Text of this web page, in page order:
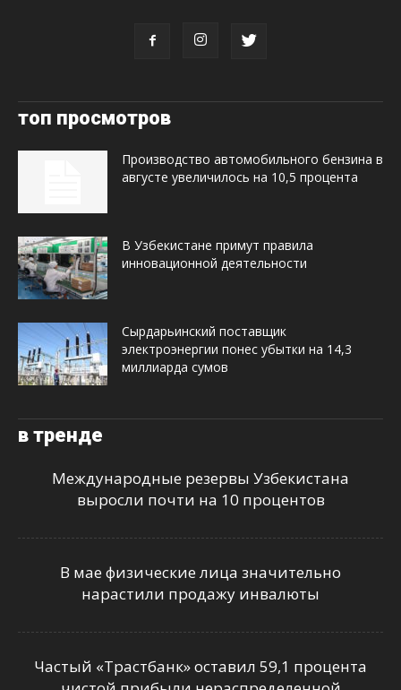
топ просмотров
Производство автомобильного бензина в
августе увеличилось на 10,5 процента
В Узбекистане примут правила
инновационной деятельности
Сырдарьинский поставщик
электроэнергии понес убытки на 14,3
миллиарда сумов
в тренде
Международные резервы Узбекистана
выросли почти на 10 процентов
В мае физические лица значительно
нарастили продажу инвалюты
Частый «Трастбанк» оставил 59,1 процента